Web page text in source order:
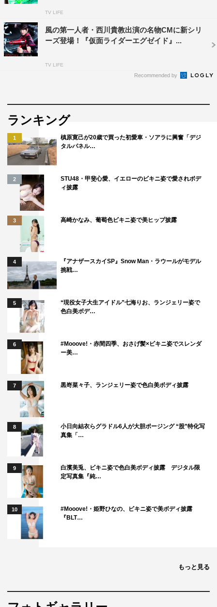
発売は2020年1月29日（水）。
TV LIFE
風の第一人者・西川貴教出演の名物CMに新シリ
ーズ登場！『仮面ライダーエグゼイド』...
TV LIFE
Recommended by
ランキング
1
槙原寛己が20歳で買った初愛車・ソアラに興奮「デジ
タルパネル…
2
STU48・甲斐心愛、イエローのビキニ姿で愛されボデ
ィ披露
3 高崎かなみ、葡萄色ビキニ姿で美ヒップ披露
4
『アナザースカイSP』Snow Man・ラウールがモデル
挑戦…
5
“現役女子大生アイドル”七海りお、ランジェリー姿で
色白美ボデ…
6
#Mooove!・赤間四季、おさげ髪×ビキニ姿でスレンダ
ー美…
7 黒嵜菜々子、ランジェリー姿で色白美ボディ披露
8
小日向結衣らグラドル6人が大胆ポージング “股”特化写
真集「…
9
白濱美兎、ビキニ姿で色白美ボディ披露 デジタル限
定写真集『純…
10
#Mooove!・姫野ひなの、ビキニ姿で美ボディ披露
『BLT…
もっと見る